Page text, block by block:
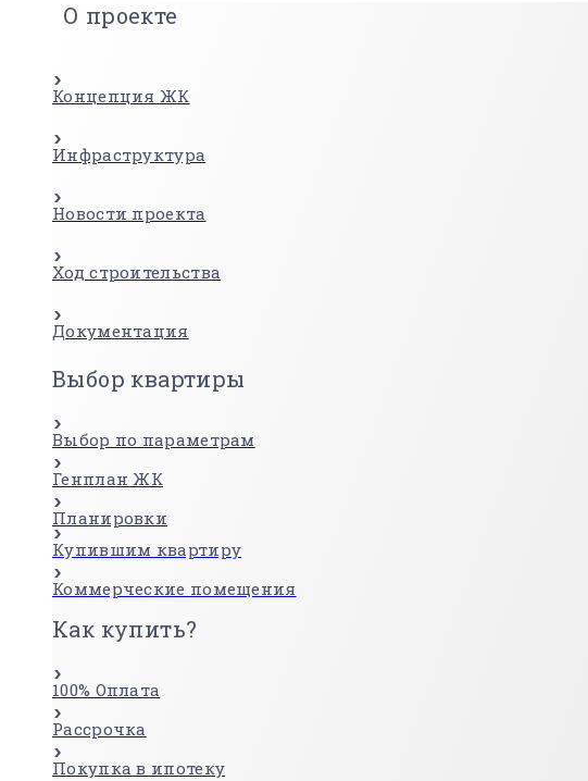
О проекте
Концепция ЖК
Инфраструктура
Новости проекта
Ход строительства
Документация
Выбор квартиры
Выбор по параметрам
Генплан ЖК
Планировки
Купившим квартиру
Коммерческие помещения
Как купить?
100% Оплата
Рассрочка
Покупка в ипотеку